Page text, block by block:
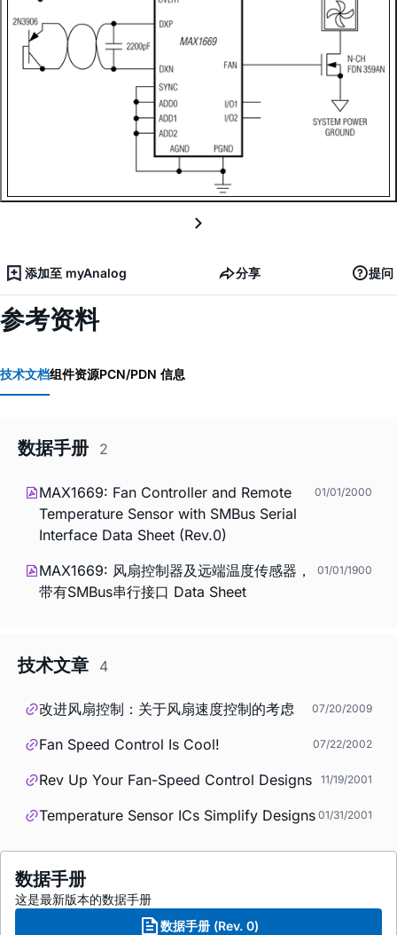
添加至 myAnalog 分享 提问
参考资料
技术文档组件资源PCN/PDN 信息
数据手册 2
MAX1669: Fan Controller and Remote
Temperature Sensor with SMBus Serial
Interface Data Sheet (Rev.0)
01/01/2000
MAX1669: 风扇控制器及远端温度传感器，
带有SMBus串行接口 Data Sheet
01/01/1900
技术文章 4
改进风扇控制：关于风扇速度控制的考虑 07/20/2009
Fan Speed Control Is Cool! 07/22/2002
Rev Up Your Fan-Speed Control Designs 11/19/2001
Temperature Sensor ICs Simplify Designs 01/31/2001
数据手册
这是最新版本的数据手册
数据手册 (Rev. 0)